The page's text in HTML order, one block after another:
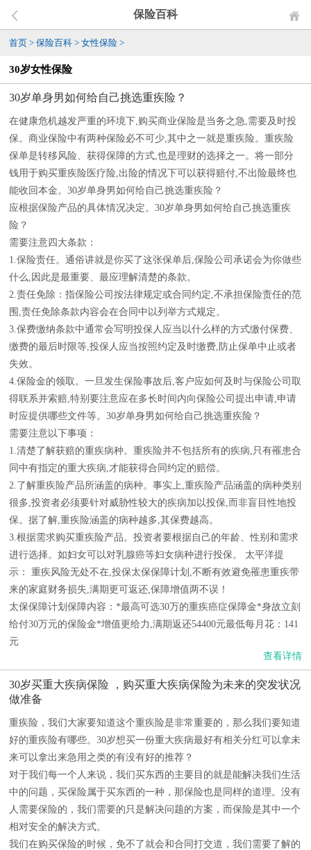
保险百科
首页 > 保险百科 > 女性保险 >
30岁女性保险
30岁单身男如何给自己挑选重疾险？
在健康危机越发严重的环境下,购买商业保险是当务之急,需要及时投
保。商业保险中有两种保险必不可少,其中之一就是重疾险。重疾险
保单是转移风险、获得保障的方式,也是理财的选择之一。将一部分
钱用于购买重疾险医疗险,出险的情况下可以获得赔付,不出险最终也
能收回本金。30岁单身男如何给自己挑选重疾险？
应根据保险产品的具体情况决定。30岁单身男如何给自己挑选重疾
险？
需要注意四大条款：
1.保险责任。通俗讲就是你买了这张保单后,保险公司承诺会为你做些
什么,因此是最重要、最应理解清楚的条款。
2.责任免除：指保险公司按法律规定或合同约定,不承担保险责任的范
围,责任免除条款内容会在合同中以列举方式规定。
3.保费缴纳条款中通常会写明投保人应当以什么样的方式缴付保费、
缴费的最后时限等,投保人应当按照约定及时缴费,防止保单中止或者
失效。
4.保险金的领取。一旦发生保险事故后,客户应如何及时与保险公司取
得联系并索赔,特别要注意应在多长时间内向保险公司提出申请,申请
时应提供哪些文件等。30岁单身男如何给自己挑选重疾险？
需要注意以下事项：
1.清楚了解获赔的重疾病种。重疾险并不包括所有的疾病,只有罹患合
同中有指定的重大疾病,才能获得合同约定的赔偿。
2.了解重疾险产品所涵盖的病种。事实上,重疾险产品涵盖的病种类别
很多,投资者必须要针对威胁性较大的疾病加以投保,而非盲目性地投
保。据了解,重疾险涵盖的病种越多,其保费越高。
3.根据需求购买重疾险产品。投资者要根据自己的年龄、性别和需求
进行选择。如妇女可以对乳腺癌等妇女病种进行投保。 太平洋提
示： 重疾风险无处不在,投保太保保障计划,不断有效避免罹患重疾带
来的家庭财务损失,满期更可返还,保障增值两不误！
太保保障计划保障内容：*最高可选30万的重疾癌症保障金*身故立刻
给付30万元的保险金*增值更给力,满期返还54400元最低每月花：141
元
查看详情
30岁买重大疾病保险 ，购买重大疾病保险为未来的突发状况
做准备
重疾险，我们大家要知道这个重疾险是非常重要的，那么我们要知道
好的重疾险有哪些。30岁想买一份重大疾病最好有相关分红可以拿未
来可以拿出来急用之类的有没有好的推荐？
对于我们每一个人来说，我们买东西的主要目的就是能解决我们生活
中的问题，买保险属于买东西的一种，那保险也是同样的道理。没有
人需要保险的，我们需要的只是解决问题的方案，而保险是其中一个
相对安全的解决方式。
我们在购买保险的时候，免不了就会和合同打交道，我们需要了解的